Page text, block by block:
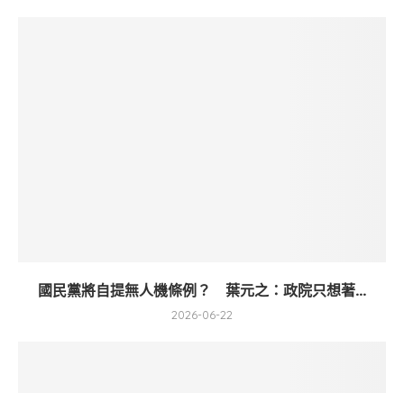
國民黨將自提無人機條例？ 葉元之：政院只想著...
2026-06-22